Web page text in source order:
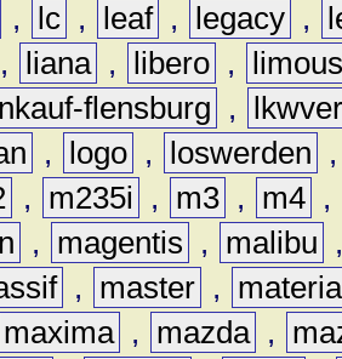
, lc , leaf , legacy ,
, liana , libero ,
flensburg ,
, logo , loswerden
, m235i , m3 , m4 ,
, magentis , malibu
, master ,
materia
maxima , mazda ,